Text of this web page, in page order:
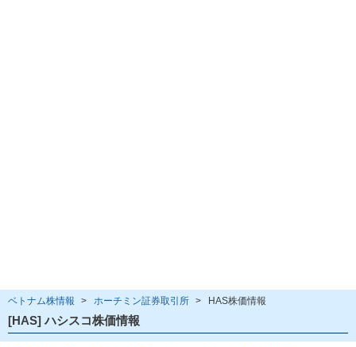
ベトナム株情報 > ホーチミン証券取引所 > HAS株価情報
[HAS] ハシスコ株価情報